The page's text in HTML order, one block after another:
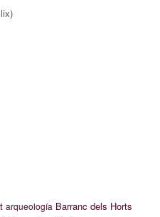
arqueología Barranc dels Horts